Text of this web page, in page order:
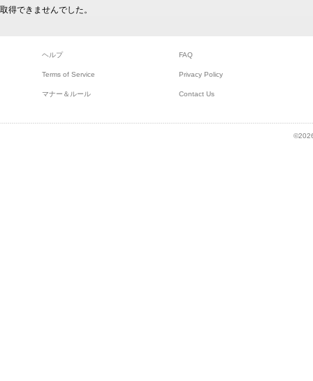
取得できませんでした。
ヘルプ FAQ
Terms of Service Privacy Policy
マナー＆ルール Contact Us